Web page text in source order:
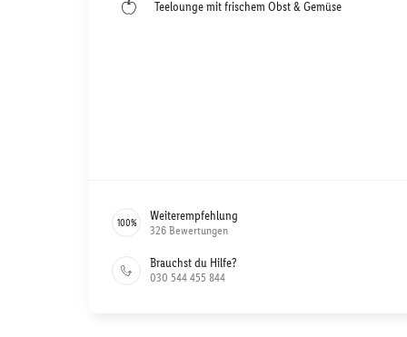
Teelounge mit frischem Obst & Gemüse
100% Weiterempfehlung
326 Bewertungen
Brauchst du Hilfe?
030 544 455 844